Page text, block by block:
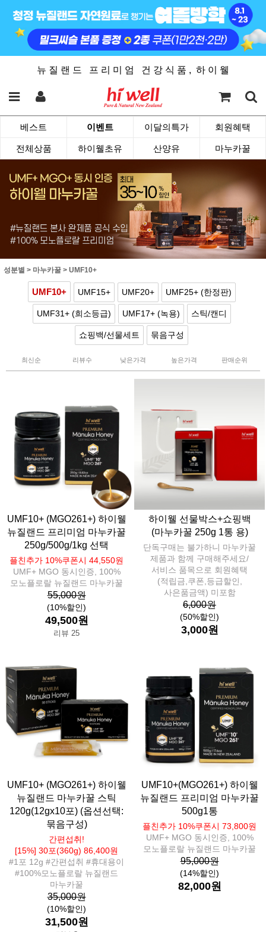
뉴 질 랜 드 프 리 미 엄 건 강 식 품 , 하 이 웰
베스트 이벤트 이달의특가 회원혜택
전체상품 하이웰초유 산양유 마누카꿀
성분별 > 마누카꿀 > UMF10+
UMF10+ UMF15+ UMF20+ UMF25+ (한정판)
UMF31+ (희소등급) UMF17+ (녹용) 스틱/캔디
쇼핑백/선물세트 묶음구성
최신순 리뷰수 낮은가격 높은가격 판매순위
UMF10+ (MGO261+) 하이웰
뉴질랜드 프리미엄 마누카꿀
250g/500g/1kg 선택
플친추가 10%쿠폰시 44,550원
UMF+ MGO 동시인증, 100%
모노플로랄 뉴질랜드 마누카꿀
55,000원
(10%할인)
49,500원
리뷰 25
하이웰 선물박스+쇼핑백
(마누카꿀 250g 1통 용)
단독구매는 불가하니 마누카꿀
제품과 함께 구매해주세요/
서비스 품목으로 회원혜택
(적립금,쿠폰,등급할인,
사은품금액) 미포함
6,000원
(50%할인)
3,000원
UMF10+ (MGO261+) 하이웰
뉴질랜드 마누카꿀 스틱
120g(12gx10포) (옵션선택:
묶음구성)
간편섭취!
[15%] 30포(360g) 86,400원
#1포 12g #간편섭취 #휴대용이
#100%모노플로랄 뉴질랜드
마누카꿀
35,000원
(10%할인)
31,500원
UMF10+(MGO261+) 하이웰
뉴질랜드 프리미엄 마누카꿀
500g1통
플친추가 10%쿠폰시 73,800원
UMF+ MGO 동시인증, 100%
모노플로랄 뉴질랜드 마누카꿀
95,000원
(14%할인)
82,000원